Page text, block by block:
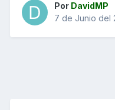
Por DavidMP
7 de Junio del